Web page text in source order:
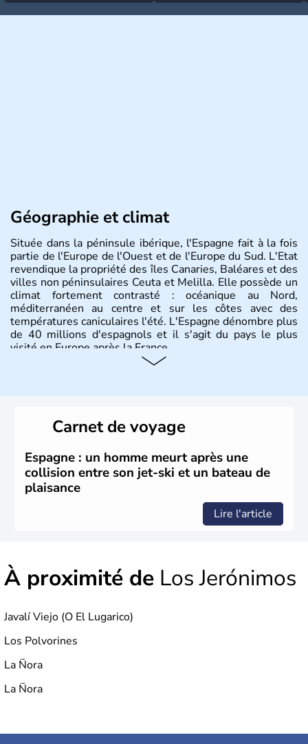
Géographie et climat
Située dans la péninsule ibérique, l'Espagne fait à la fois
partie de l'Europe de l'Ouest et de l'Europe du Sud. L'Etat
revendique la propriété des îles Canaries, Baléares et des
villes non péninsulaires Ceuta et Melilla. Elle possède un
climat fortement contrasté : océanique au Nord,
méditerranéen au centre et sur les côtes avec des
températures caniculaires l'été. L'Espagne dénombre plus
de 40 millions d'espagnols et il s'agit du pays le plus
visité en Europe après la France.
envahissent la péninsule au IIe siècle avant J.C et
apportent leur langue ainsi que leur religion. L'Espagne
s'impose comme la première puissance de l'Europe au
XIème siècle et le reste pendant plus de 100 ans. Madrid
rejoint le pays à partir de 1801 après avoir appartenu au
Portugal. Cette monarchie constitutionnelle intègre
Carnet de voyage
Espagne : un homme meurt après une
collision entre son jet-ski et un bateau de
plaisance
Lire l'article
À proximité de Los Jerónimos
Javalí Viejo (O El Lugarico)
Los Polvorines
La Ñora
La Ñora